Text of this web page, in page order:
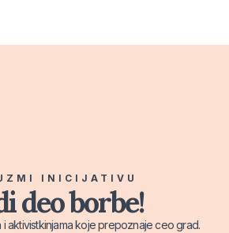
INICIJATIVU
deo borbe!
i aktivistkinjama koje prepoznaje ceo grad.